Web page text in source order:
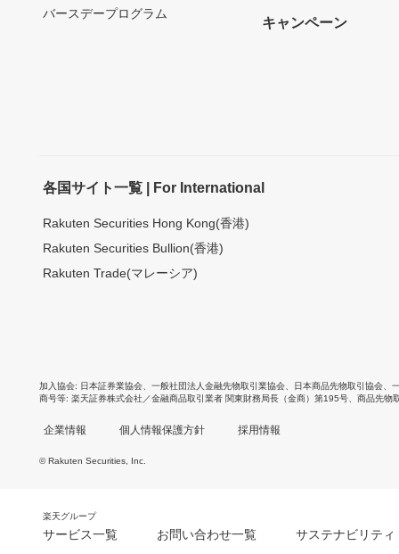
バースデープログラム
キャンペーン
各国サイト一覧 | For International
Rakuten Securities Hong Kong(香港)
Rakuten Securities Bullion(香港)
Rakuten Trade(マレーシア)
加入協会 日本証券業協会 一般社団法人金融先物取引業協会 日本商品先物取引協会
商号等 楽天証券株式会社／金融商品取引業者 関東財務局長（金商）第195号、商品先物
企業情報 個人情報保護方針 採用情報
© Rakuten Securities, Inc.
楽天グループ
サービス一覧 お問い合わせ一覧 サステナビリティ